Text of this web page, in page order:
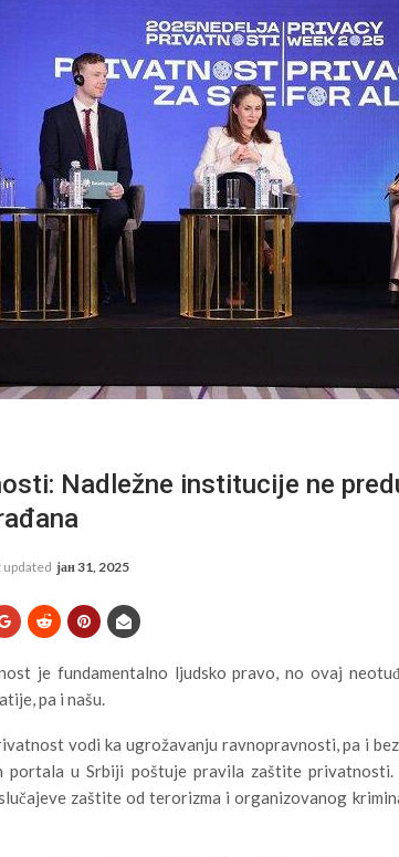
Nadležne institucije ne
updated јан 31, 2025
je fundamentalno ljudsko pravo, no ovaj
pa i našu.
vodi ka ugrožavanju ravnopravnosti, pa i
portala u Srbiji poštuje pravila zaštite privatnosti.
zaštite od terorizma i organizovanog